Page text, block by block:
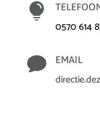

0570 614
 EMAIL